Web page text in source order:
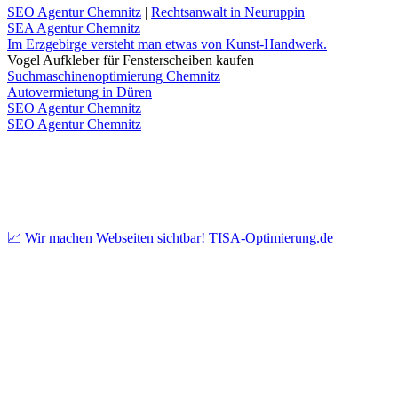
SEO Agentur Chemnitz | Rechtsanwalt in Neuruppin
SEA Agentur Chemnitz
Im Erzgebirge versteht man etwas von Kunst-Handwerk.
Vogel Aufkleber für Fensterscheiben kaufen
Suchmaschinenoptimierung Chemnitz
Autovermietung in Düren
SEO Agentur Chemnitz
SEO Agentur Chemnitz
📈 Wir machen Webseiten sichtbar! TISA-Optimierung.de